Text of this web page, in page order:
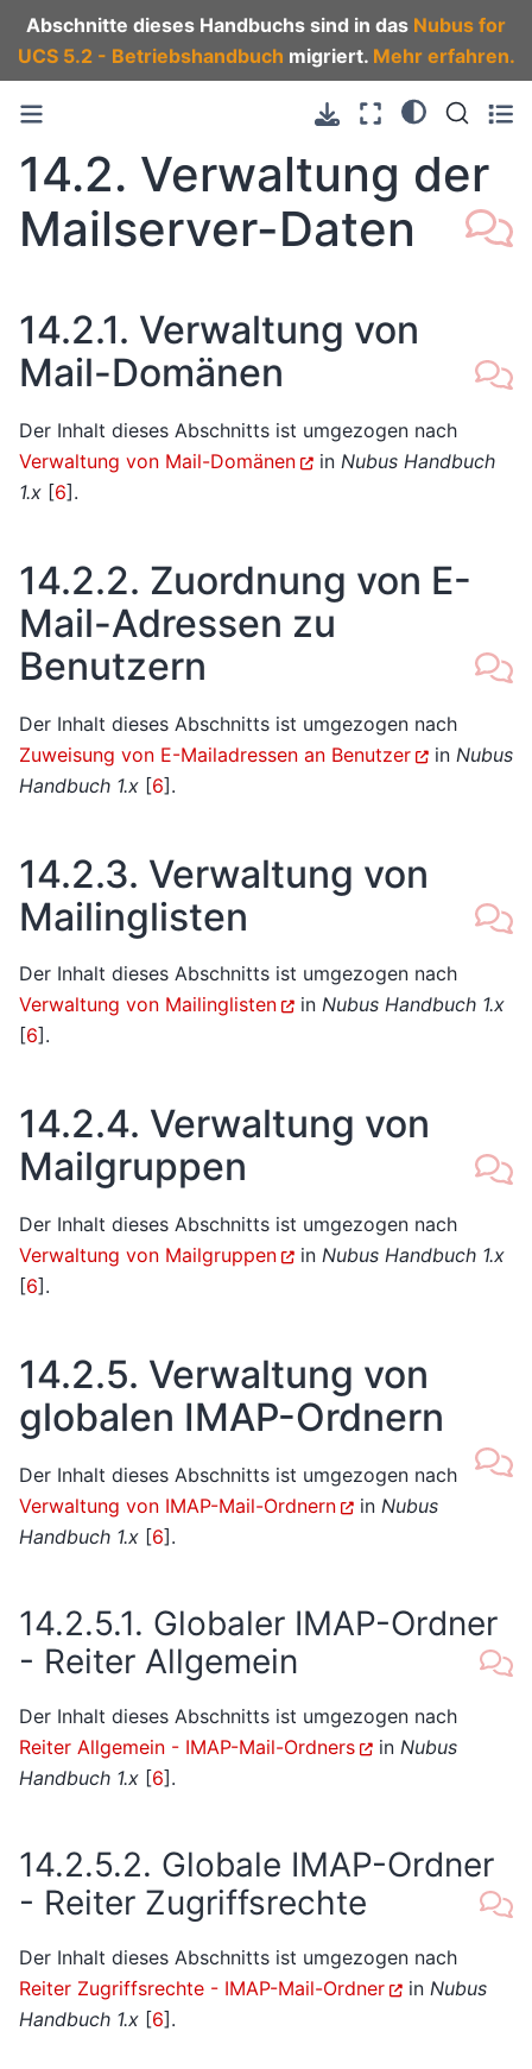
Abschnitte dieses Handbuchs sind in das Nubus for
UCS 5.2 - Betriebshandbuch migriert. Mehr erfahren.
14.2. Verwaltung der
Mailserver-Daten
14.2.1. Verwaltung von
Mail-Domänen
Der Inhalt dieses Abschnitts ist umgezogen nach
Verwaltung von Mail-Domänen
in Nubus Handbuch
1.x [6].
14.2.2. Zuordnung von E-
Mail-Adressen zu
Benutzern
Der Inhalt dieses Abschnitts ist umgezogen nach
Zuweisung von E-Mailadressen an Benutzer
in Nubus
Handbuch 1.x [6].
14.2.3. Verwaltung von
Mailinglisten
Der Inhalt dieses Abschnitts ist umgezogen nach
Verwaltung von Mailinglisten
in Nubus Handbuch 1.x
[6] .
14.2.4. Verwaltung von
Mailgruppen
Der Inhalt dieses Abschnitts ist umgezogen nach
Verwaltung von Mailgruppen
in Nubus Handbuch 1.x
[6] .
14.2.5. Verwaltung von
globalen IMAP-Ordnern
Der Inhalt dieses Abschnitts ist umgezogen nach
Verwaltung von IMAP-Mail-Ordnern
in Nubus
Handbuch 1.x [6].
14.2.5.1. Globaler IMAP-Ordner
- Reiter Allgemein
Der Inhalt dieses Abschnitts ist umgezogen nach
Reiter Allgemein - IMAP-Mail-Ordners
in Nubus
Handbuch 1.x [6].
14.2.5.2. Globale IMAP-Ordner
- Reiter Zugriffsrechte
Der Inhalt dieses Abschnitts ist umgezogen nach
Reiter Zugriffsrechte - IMAP-Mail-Ordner
in Nubus
Handbuch 1.x [6].